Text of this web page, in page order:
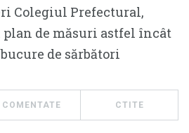
Colegiul Prefectural,
de măsuri astfel încât
de sărbători
COMENTATE CTITE